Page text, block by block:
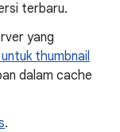
terbaru.
yang
thumbnail
dalam cache
.